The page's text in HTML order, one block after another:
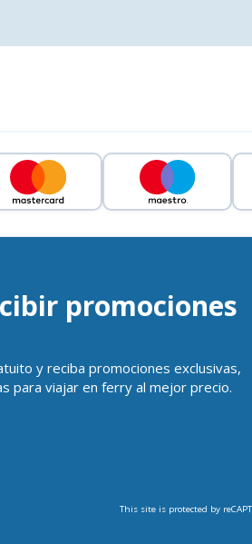
promociones
y reciba promociones exclusivas,
para viajar en ferry al mejor precio.
This site is protected by